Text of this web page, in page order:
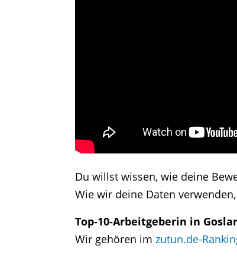
Du willst wissen, wie deine
Wie wir deine Daten
Top-10-Arbeitgeberin in Goslar
Wir gehören im zutun.de-